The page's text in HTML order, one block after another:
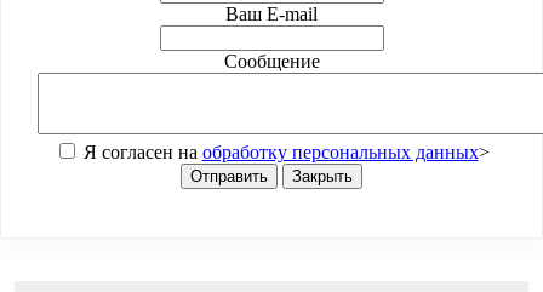
Ваш E-mail
Сообщение
Я согласен на обработку персональных данных>
Отправить Закрыть